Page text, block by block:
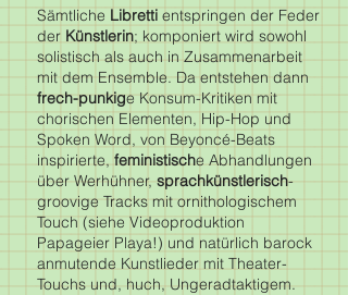
Sämtliche Libretti entspringen der Feder
der Künstlerin; komponiert wird sowohl
solistisch als auch in Zusammenarbeit
mit dem Ensemble. Da entstehen dann
frech-punkige Konsum-Kritiken mit
chorischen Elementen, Hip-Hop und
Spoken Word, von Beyoncé-Beats
inspirierte, feministische Abhandlungen
über Werhühner, sprachkünstlerisch-
groovige Tracks mit ornithologischem
Touch (siehe Videoproduktion
Papageier Playa!) und natürlich barock
anmutende Kunstlieder mit Theater-
Touchs und, huch, Ungeradtaktigem.